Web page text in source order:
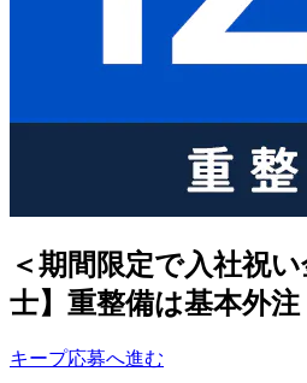
＜期間限定で入社祝
士】重整備は基本外
キープ応募へ進む